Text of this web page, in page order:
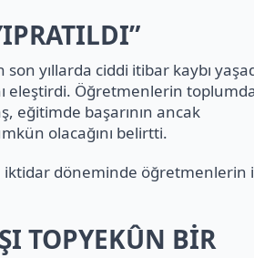
yıllarda ciddi itibar kaybı
eleştirdi. Öğretmenlerin
eğitimde başarının ancak
olacağını belirtti.
döneminde öğretmenlerin
TOPYEKÛN BİR